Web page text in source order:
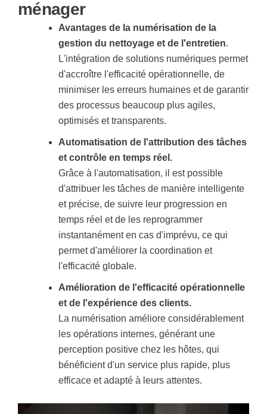
ménager
Avantages de la numérisation de la
gestion du nettoyage et de l'entretien.
L'intégration de solutions numériques permet
d'accroître l'efficacité opérationnelle, de
minimiser les erreurs humaines et de garantir
des processus beaucoup plus agiles,
optimisés et transparents.
Automatisation de l'attribution des tâches
et contrôle en temps réel.
Grâce à l'automatisation, il est possible
d'attribuer les tâches de manière intelligente
et précise, de suivre leur progression en
temps réel et de les reprogrammer
instantanément en cas d'imprévu, ce qui
permet d'améliorer la coordination et
l'efficacité globale.
Amélioration de l'efficacité opérationnelle
et de l'expérience des clients.
La numérisation améliore considérablement
les opérations internes, générant une
perception positive chez les hôtes, qui
bénéficient d'un service plus rapide, plus
efficace et adapté à leurs attentes.